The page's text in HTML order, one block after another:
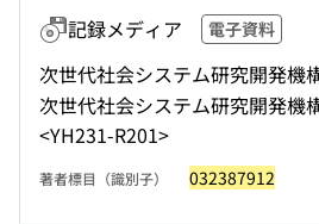
記録メディア 電子資料
次世代社会システム研究開発機
次世代社会システム研究開発機
<YH231-R201>
著者標目（識別子） 032387912